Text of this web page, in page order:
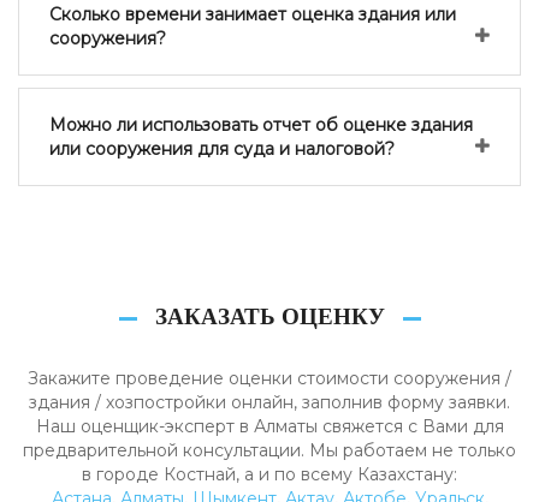
Сколько времени занимает оценка здания или
сооружения?
Можно ли использовать отчет об оценке здания
или сооружения для суда и налоговой?
ЗАКАЗАТЬ ОЦЕНКУ
Закажите проведение оценки стоимости сооружения /
здания / хозпостройки онлайн, заполнив форму заявки.
Наш оценщик-эксперт в Алматы свяжется с Вами для
предварительной консультации. Мы работаем не только
в городе Костнай, а и по всему Казахстану: